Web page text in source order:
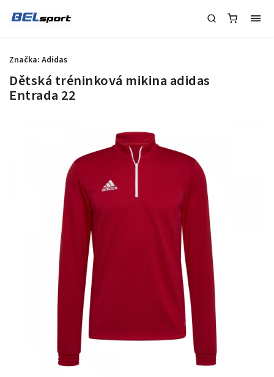
Dětská tréninková mikina adidas
Entrada 22
Značka: Adidas